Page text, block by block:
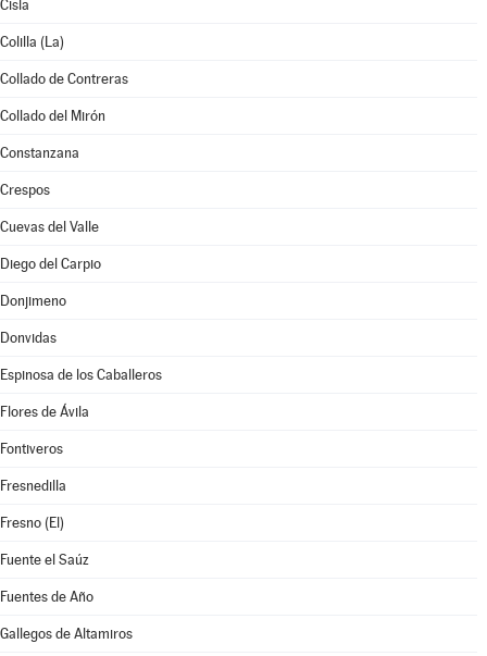
Cisla
Colilla (La)
Collado de Contreras
Collado del Mirón
Constanzana
Crespos
Cuevas del Valle
Diego del Carpio
Donjimeno
Donvidas
Espinosa de los Caballeros
Flores de Ávila
Fontiveros
Fresnedilla
Fresno (El)
Fuente el Saúz
Fuentes de Año
Gallegos de Altamiros